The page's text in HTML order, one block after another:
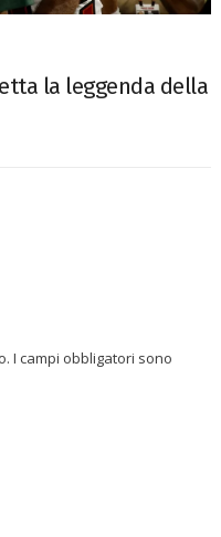
la leggenda della
I campi obbligatori sono